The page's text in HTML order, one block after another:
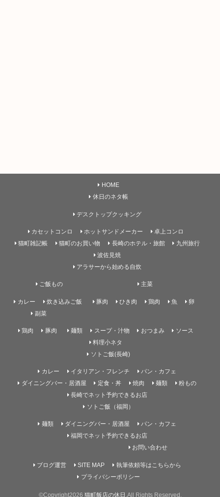
HOME
休日のネタ帳
デスクトップクッキング
カセットコンロ ホットサンドメーカー
卓上コンロ
猫町雑記帳
猫町のお買い物 長崎のホテル・旅館
九州旅行
波佐見焼
アラサーから始める自炊
ご飯もの
カレー 炊き込みご飯
主菜
豚肉 ひき肉 鶏肉 魚
卵
副菜
鶏肉 豚肉 麺類 スープ・汁物 おつまみ
ソース
料理小ネタ
ソトご飯(長崎)
カレー イタリアン・フレンチ
パン・カフェ
ダイニングバー・居酒屋
定食・丼 焼肉 麺類
粉もの
長崎でネット予約できるお店
ソトご飯（福岡）
麺類 ダイニングバー・居酒屋
パン・カフェ
福岡でネット予約できるお店
ブログ運営 SITE MAP
お問い合わせ
執筆依頼等はこちらから
プライバシーポリシー
©Copyright2026 猫町飯店の休日 .All Rights Reserved.